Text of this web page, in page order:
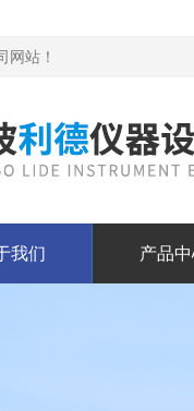
网站！
我们 产品